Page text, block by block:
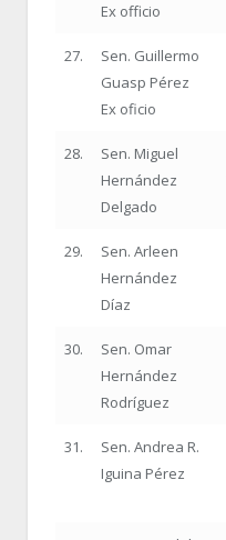
Ex officio
27.
Sen. Guillermo
Guasp Pérez
Ex oficio
28.
Sen. Miguel
Hernández
Delgado
29.
Sen. Arleen
Hernández
Díaz
30.
Sen. Omar
Hernández
Rodríguez
31.
Sen. Andrea R.
Iguina Pérez